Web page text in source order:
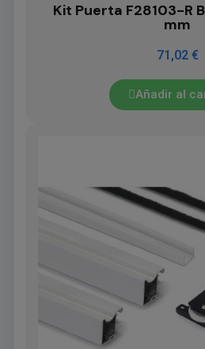
Kit Puerta F28103-R
mm
71,02 €
Añadir al